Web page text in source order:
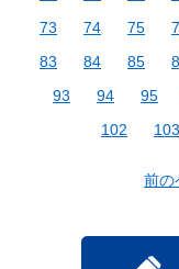
73
74 75
83
84 85
93
94 95
102
103
前の